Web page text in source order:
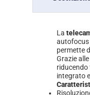
La
autofocus
permette
Grazie
riducendo
integrato